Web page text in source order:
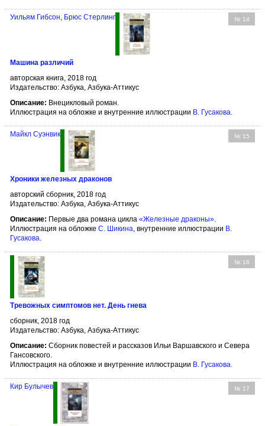
№ 14
Уильям Гибсон Брюс Стерлинг
Машина различий
авторская книга, 2018 год
Издательство: Азбука, Азбука-Аттикус
Описание: Внецикловый роман.
Иллюстрация на обложке и внутренние иллюстрации В. Гусакова
№ 15
Майкл Суэнвик
Хроники железных драконов
авторский сборник, 2018 год
Издательство: Азбука, Азбука-Аттикус
Описание: Первые два романа цикла «Железные драконы».
Иллюстрация на обложке С. Шикина, внутренние иллюстрации В.
Гусакова.
№ 16
Тревожных симптомов нет. День гнева
сборник, 2018 год
Издательство: Азбука, Азбука-Аттикус
Описание: Сборник повестей и рассказов Ильи Варшавского и Севера
Гансовского.
Иллюстрация на обложке и внутренние иллюстрации В. Гусакова.
№ 17
Кир Булычев